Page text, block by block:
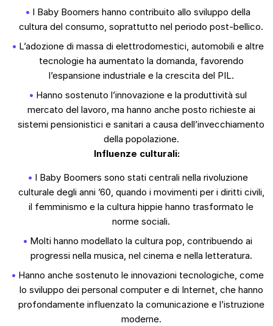
I Baby Boomers hanno contribuito allo sviluppo della
cultura del consumo, soprattutto nel periodo post-bellico.
L’adozione di massa di elettrodomestici, automobili e altre
tecnologie ha aumentato la domanda, favorendo
l’espansione industriale e la crescita del PIL.
Hanno sostenuto l’innovazione e la produttività sul
mercato del lavoro, ma hanno anche posto richieste ai
sistemi pensionistici e sanitari a causa dell’invecchiamento
della popolazione.
Influenze culturali:
I Baby Boomers sono stati centrali nella rivoluzione
culturale degli anni ’60, quando i movimenti per i diritti civili,
il femminismo e la cultura hippie hanno trasformato le
norme sociali.
Molti hanno modellato la cultura pop, contribuendo ai
progressi nella musica, nel cinema e nella letteratura.
Hanno anche sostenuto le innovazioni tecnologiche, come
lo sviluppo dei personal computer e di Internet, che hanno
profondamente influenzato la comunicazione e l’istruzione
moderne.